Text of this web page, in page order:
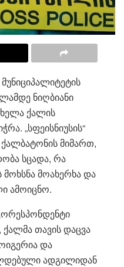
ნიღბიანი
ქალის
„სფეისნიუსის“
მიმართ,
სცადა, რა
მოახერხა და
ამოიცნო.
თავის დაცვა
და
ადგილიდან